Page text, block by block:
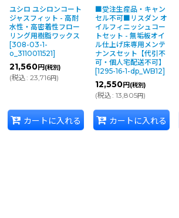
ユシロ ユシロンコート
ジャスフィット - 高耐
水性・高密着性フロー
リング用樹脂ワックス
[308-03-1-
o_3110011521]
21,560円 (税別)
(税込: 23,716円)
カートに入れる
■受注生産品・キャン
セル不可■リスダン オ
イルフィニッシュコー
トセット - 無垢板オイ
ル仕上げ床専用メンテ
ナンスセット【代引不
可・個人宅配送不可】
[1295-16-1-dp_WB12]
12,550円 (税別)
(税込: 13,805円)
カートに入れる